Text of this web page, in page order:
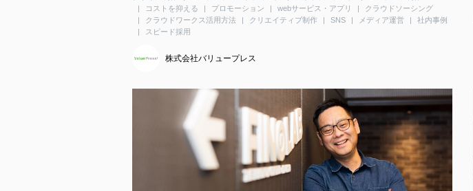
コストを抑える
プロモーション webサービス・アプリ
クラウドソーシング
クラウドワークス活用方法
クリエイティブ制作 SNS メディア運営
社内事例
スピード採用
株式会社バリュープレス